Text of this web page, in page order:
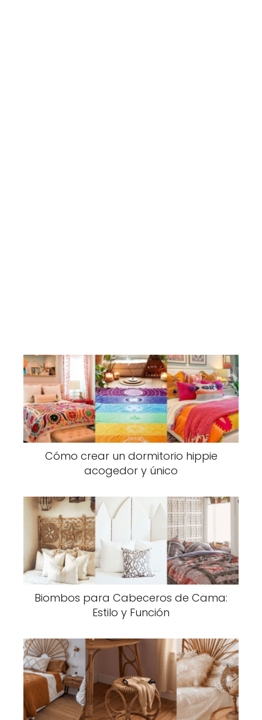
Cómo crear un dormitorio hippie
acogedor y único
Biombos para Cabeceros de Cama:
Estilo y Función